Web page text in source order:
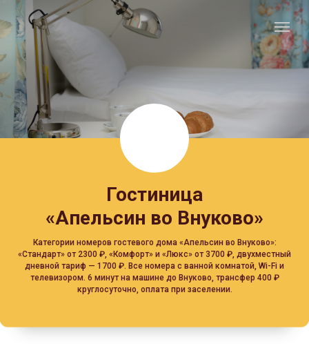
Гостиница
«Апельсин во Внуково»‎
Категории номеров гостевого дома «Апельсин во Внуково»:
«Стандарт» от 2300 ₽, «Комфорт» и «Люкс» от 3700 ₽, двухместный
дневной тариф — 1700 ₽. Все номера с ванной комнатой, Wi-Fi и
телевизором. 6 минут на машине до Внуково, трансфер 400 ₽
круглосуточно, оплата при заселении.